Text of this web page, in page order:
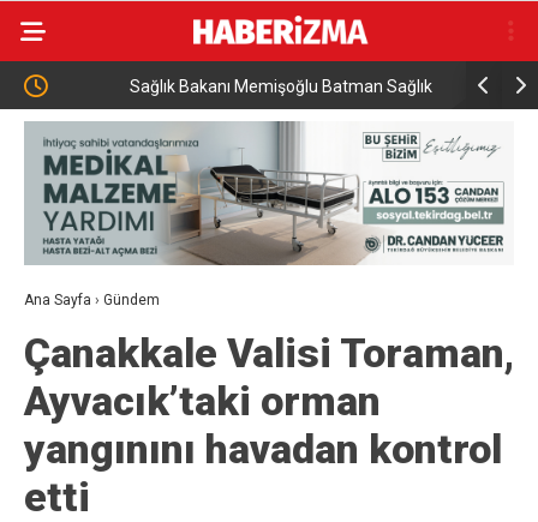
Sağlık Bakanı Memişoğlu Batman Sağlık
Yatırımlarını İnceledi
Hayat
Ana Sayfa › Gündem
Çanakkale Valisi Toraman,
Ayvacık’taki orman
yangınını havadan kontrol
etti